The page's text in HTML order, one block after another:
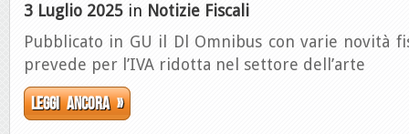
3 Luglio 2025 in Notizie Fiscali
Pubblicato in GU il Dl Omnibus con varie novità
prevede per l’IVA ridotta nel settore dell’arte
Leggi ancora »